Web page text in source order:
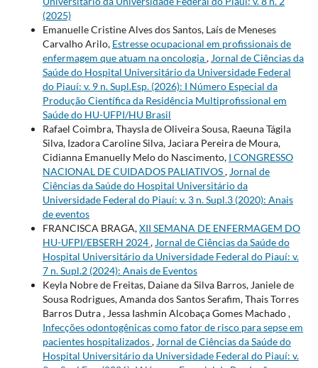
(2025)
Emanuelle Cristine Alves dos Santos, Laís de Meneses
Carvalho Arilo, Estresse ocupacional em profissionais de
enfermagem que atuam na oncologia, Jornal de Ciências da
Saúde do Hospital Universitário da Universidade Federal
do Piauí: v. 9 n. Supl.Esp. (2026): I Número Especial da
Produção Científica da Residência Multiprofissional em
Saúde do HU-UFPI/HU Brasil
Rafael Coimbra, Thaysla de Oliveira Sousa, Raeuna Tágila
Silva, Izadora Caroline Silva, Jaciara Pereira de Moura,
Cidianna Emanuelly Melo do Nascimento, I CONGRESSO
NACIONAL DE CUIDADOS PALIATIVOS, Jornal de
Ciências da Saúde do Hospital Universitário da
Universidade Federal do Piauí: v. 3 n. Supl.3 (2020): Anais
de eventos
FRANCISCA BRAGA,XII SEMANA DE ENFERMAGEM DO
HU-UFPI/EBSERH 2024, Jornal de Ciências da Saúde do
Hospital Universitário da Universidade Federal do Piauí: v.
7 n. Supl.2 (2024): Anais de Eventos
Keyla Nobre de Freitas, Daiane da Silva Barros, Janiele de
Sousa Rodrigues, Amanda dos Santos Serafim, Thais Torres
Barros Dutra , Jessa Iashmin Alcobaça Gomes Machado ,
Infecções odontogênicas como fator de risco para sepse em
pacientes hospitalizados, Jornal de Ciências da Saúde do
Hospital Universitário da Universidade Federal do Piauí: v.